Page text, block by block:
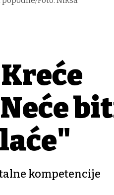
Kreće
kompetencije